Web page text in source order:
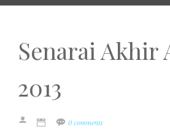
Senarai Akhir
2013
0 comments